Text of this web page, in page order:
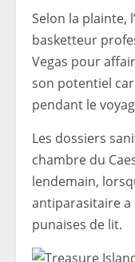
Selon la plainte,
basketteur
Vegas pour
son potentiel
pendant le
Les dossiers
chambre du
lendemain,
antiparasitaire a
punaises de lit.